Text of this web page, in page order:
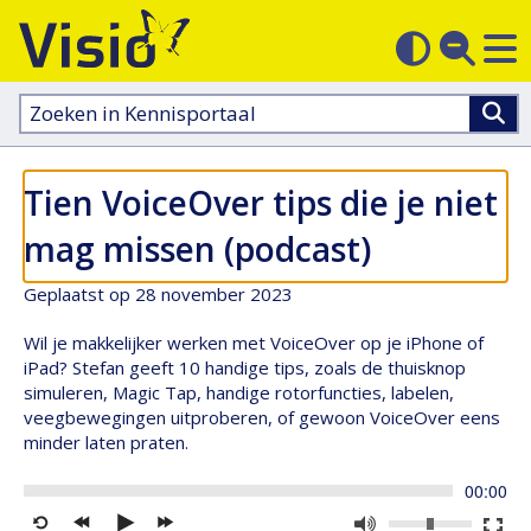
Contrast
Zoeken
in
Tien VoiceOver tips die je niet
mag missen (podcast)
Geplaatst op 28 november 2023
Wil je makkelijker werken met VoiceOver op je iPhone of
iPad? Stefan geeft 10 handige tips, zoals de thuisknop
simuleren, Magic Tap, handige rotorfuncties, labelen,
veegbewegingen uitproberen, of gewoon VoiceOver eens
minder laten praten.
Tijd
00:00
Dempen
Volume: